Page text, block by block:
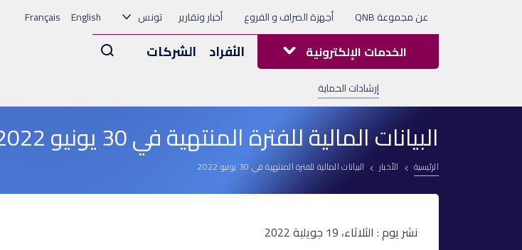
عن مجموعة QNB أجهزة الصراف و الفروع أخبار وتقارير تونس English
Français
الأفراد الشركاتArama الخدمات الإلكترونية
إرشادات الحماية
البيانات المالية للفترة المنتهية في 30 يونيو 2022
الرئيسية الأخبار البيانات المالية للفترة المنتهية في 30 يونيو 2022
نشر يوم : الثلاثاء، 19 جويلية 2022